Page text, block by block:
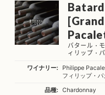
バタール・
ィリップ・
ワイナリー:
Philippe
フィリップ・パ
品種:
Chardonnay